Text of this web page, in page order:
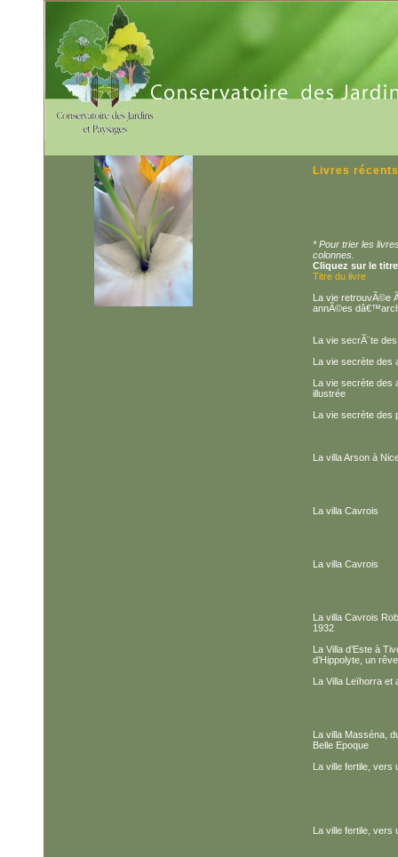
Livres récents
* Pour trier les
colonnes.
Cliquez sur le
Titre du livre
La vie retrouvÃ©e
annÃ©es
La vie secrÃ¨te
La vie secrète des
La vie secrète des
illustrée
La vie secrète des
La villa Arson à
La villa Cavrois
La villa Cavrois
La villa Cavrois
1932
La Villa d’Este à
d’Hippolyte, un
La Villa Leïhorra et
La villa Masséna,
Belle Epoque
La ville fertile, vers
La ville fertile, vers